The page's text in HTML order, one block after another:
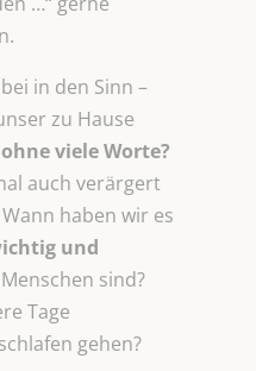
in den Sinn –
zu Hause
viele Worte?
auch verärgert
Wann haben wir es
und
sind?
Tage
gehen?